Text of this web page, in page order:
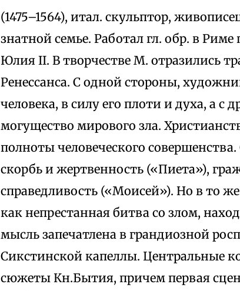
(1475–1564), итал. скульптор,
знатной семье. Работал гл. обр. в
Юлия II. В творчестве М. отразились
Ренессанса. С одной стороны,
человека, в силу его плоти и духа, а с
могущество мирового зла.
полноты человеческого
скорбь и жертвенность («Пиета»),
справедливость («Моисей»). Но в то
как непрестанная битва со злом,
мысль запечатлена в грандиозной
Сикстинской капеллы. Центральные
сюжеты Кн.Бытия, причем первая